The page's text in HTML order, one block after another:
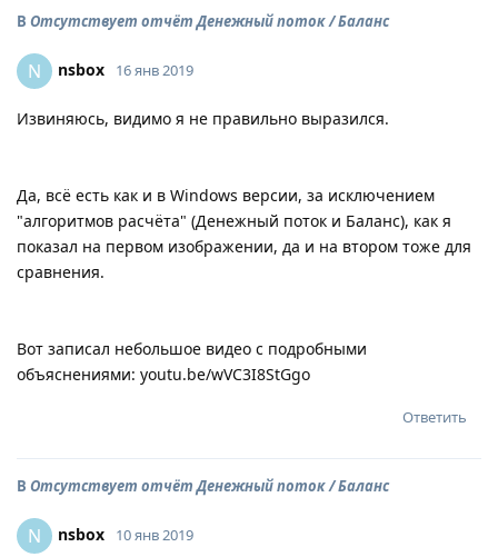
В Отсутствует отчёт Денежный поток / Баланс
N nsbox 16 янв 2019
Извиняюсь, видимо я не правильно выразился.
Да, всё есть как и в Windows версии, за исключением
"алгоритмов расчёта" (Денежный поток и Баланс), как я
показал на первом изображении, да и на втором тоже для
сравнения.
Вот записал небольшое видео с подробными
объяснениями: youtu.be/wVC3I8StGgo
Ответить
В Отсутствует отчёт Денежный поток / Баланс
N nsbox 10 янв 2019